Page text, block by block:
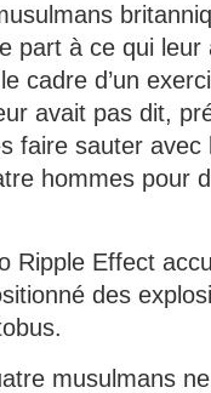
part à ce qui leur
cadre d’un
avait pas dit,
faire sauter
hommes pour
Ripple Effect
des
musulmans